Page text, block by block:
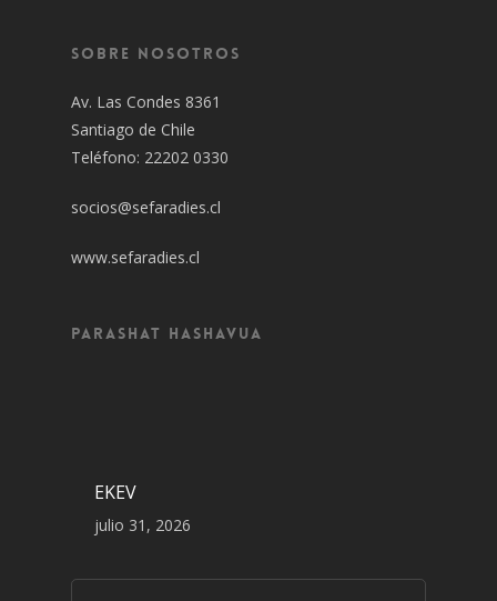
Sobre Nosotros
Av. Las Condes 8361
Santiago de Chile
Teléfono: 22202 0330
socios@sefaradies.cl
www.sefaradies.cl
Parashat Hashavua
EKEV
julio 31, 2026